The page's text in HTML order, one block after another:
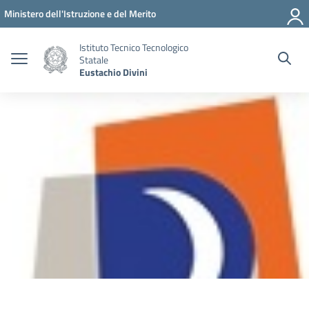
Vai ai contenuti
Vai al menu di navigazione
Vai al footer
Ministero dell'Istruzione e del Merito
Istituto Tecnico Tecnologico
Statale
Eustachio Divini